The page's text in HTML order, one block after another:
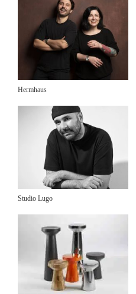
Hermhaus
Studio Lugo